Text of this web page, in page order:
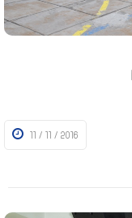
11 / 11 / 2016